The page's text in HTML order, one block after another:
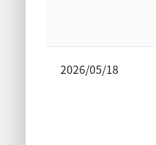
2026/05/18